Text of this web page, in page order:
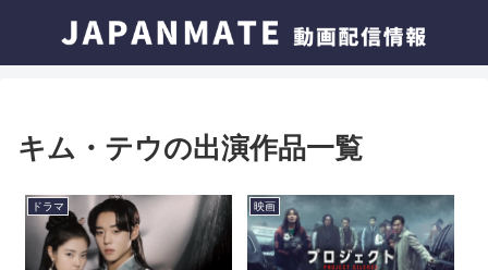
キム・テウの出演作品一覧
ドラマ 映画